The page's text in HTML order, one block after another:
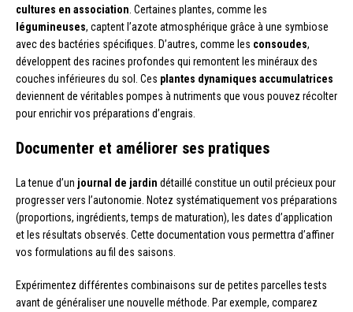
cultures en association . Certaines plantes, comme les
légumineuses, captent l’azote atmosphérique grâce à une symbiose
avec des bactéries spécifiques. D’autres, comme les consoudes,
développent des racines profondes qui remontent les minéraux des
couches inférieures du sol. Ces plantes dynamiques accumulatrices
deviennent de véritables pompes à nutriments que vous pouvez récolter
pour enrichir vos préparations d’engrais.
Documenter et améliorer ses pratiques
La tenue d’un journal de jardin détaillé constitue un outil précieux pour
progresser vers l’autonomie. Notez systématiquement vos préparations
(proportions, ingrédients, temps de maturation), les dates d’application
et les résultats observés. Cette documentation vous permettra d’affiner
vos formulations au fil des saisons.
Expérimentez différentes combinaisons sur de petites parcelles tests
avant de généraliser une nouvelle méthode. Par exemple, comparez